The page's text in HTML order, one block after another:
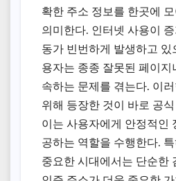
확한 주소 정보를 한곳에
의미한다. 인터넷 사용이
동가 빈번하게 발생하고 있
용자는 종종 잘못된 페이지
속하는 문제를 겪는다. 이
위해 등장한 것이 바로 공
이는 사용자에게 안정적인
공하는 역할을 수행한다.
중요한 시대에서는 단순한